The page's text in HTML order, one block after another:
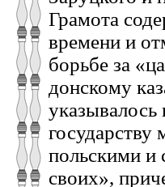
Грамота
времени и
борьбе за
донскому
польскими и
своих»,